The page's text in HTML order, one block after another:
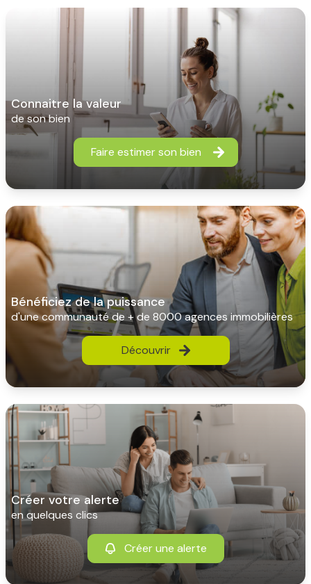
connaitre la valeur
de son bien
Faire estimer son bien
bénéficiez de la puissance
d'une communauté de + de 8000 agences immobilières
Découvrir
créer votre alerte
en quelques clics
Créer une alerte